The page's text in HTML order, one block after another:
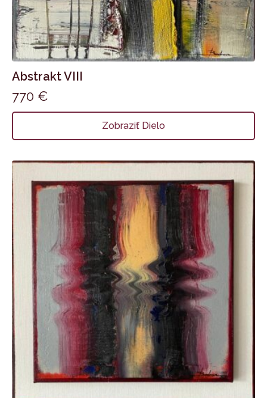
Abstrakt VIII
770 €
Zobraziť Dielo